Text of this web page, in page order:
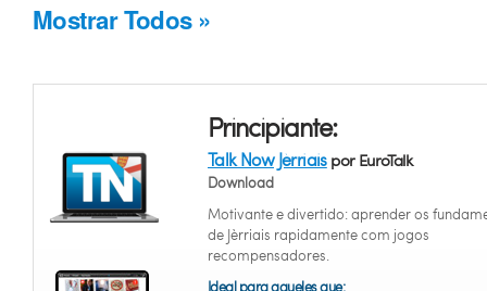
Mostrar Todos »
Principiante:
Talk Now Jèrriaispor EuroTalk
Download
Motivante e divertido: aprender os
de Jèrriais rapidamente com jogos
recompensadores.
Ideal para aqueles que: